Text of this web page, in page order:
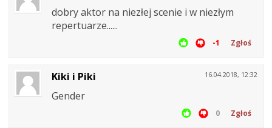
dobry aktor na niezłej scenie i w niezłym
repertuarze......
-1 Zgłoś
16.04.2018, 12:32
Kiki i Piki
Gender
0 Zgłoś